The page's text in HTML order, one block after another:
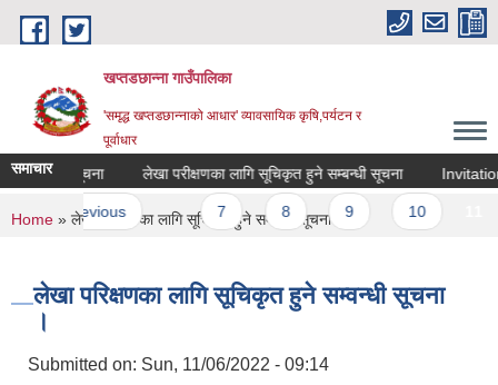
Skip to main content
खप्तडछान्ना गाउँपालिका
'समृद्ध खप्तडछान्नाको आधार' व्यावसायिक कृषि,पर्यटन र
पूर्वाधार
समाचार
सम्बन्धी सूचना लेखा परीक्षणका लागि सूचिकृत हुने सम्बन्धी सूचना Invitation
‹ previous … 7 8 9
You are here
Home » लेखा परिक्षणका लागि सूचिकृत हुने सम्वन्धी सूचना ।
लेखा परिक्षणका लागि सूचिकृत हुने सम्वन्धी सूचना
।
Submitted on: Sun, 11/06/2022 - 09:14